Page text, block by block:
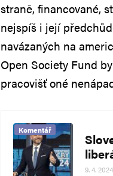
straně, financované,
nejspíš i její
navázaných na
Open Society Fund
pracovišť oné
Komentář
9. 4. 2024